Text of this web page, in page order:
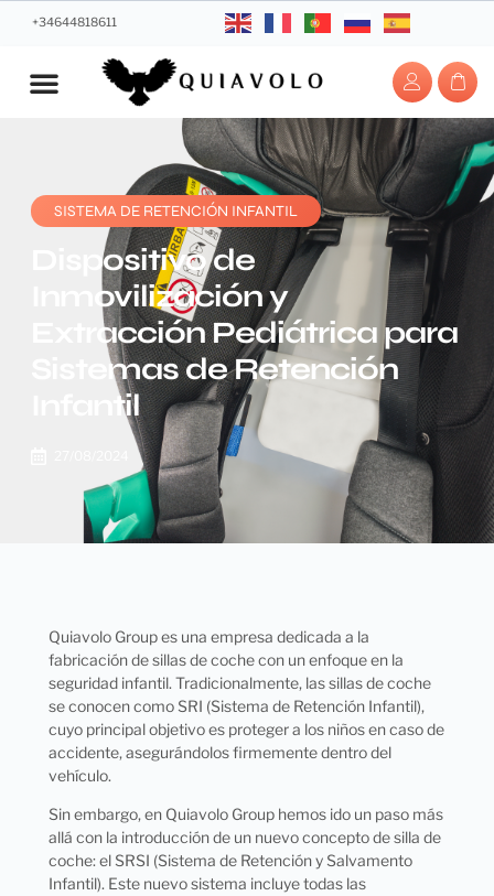
+34644818611
SISTEMA DE RETENCIÓN INFANTIL
Dispositivo de
Inmovilización y
Extracción Pediátrica para
Sistemas de Retención
Infantil
Quiavolo Group es una empresa dedicada a la
fabricación de sillas de coche con un enfoque en la
seguridad infantil. Tradicionalmente, las sillas de coche
se conocen como SRI (Sistema de Retención Infantil),
cuyo principal objetivo es proteger a los niños en caso de
accidente, asegurándolos firmemente dentro del
vehículo.
Sin embargo, en Quiavolo Group hemos ido un paso más
allá con la introducción de un nuevo concepto de silla de
coche: el SRSI (Sistema de Retención y Salvamento
Infantil). Este nuevo sistema incluye todas las